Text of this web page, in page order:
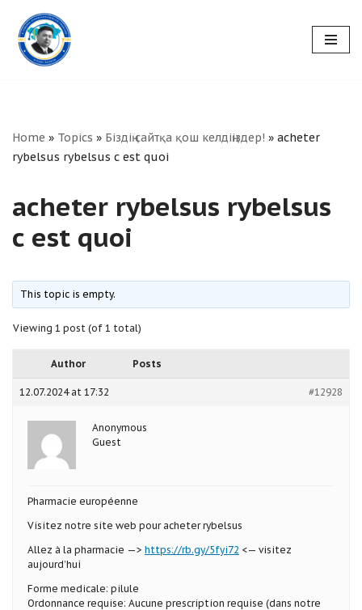
Skip
to
Home » Topics » Біздің сайтқа қош келдіңіздер! » acheter
rybelsus rybelsus c est quoi
acheter rybelsus rybelsus
c est quoi
This topic is empty.
Viewing 1 post (of 1 total)
Author Posts
12.07.2024 at 17:32 #12928
Anonymous
Guest
Pharmacie européenne
Visitez notre site web pour acheter rybelsus
Allez à la pharmacie —> https://rb.gy/5fyi72 <— visitez
aujourd’hui
Forme medicale: pilule
Ordonnance requise: Aucune prescription requise (dans notre